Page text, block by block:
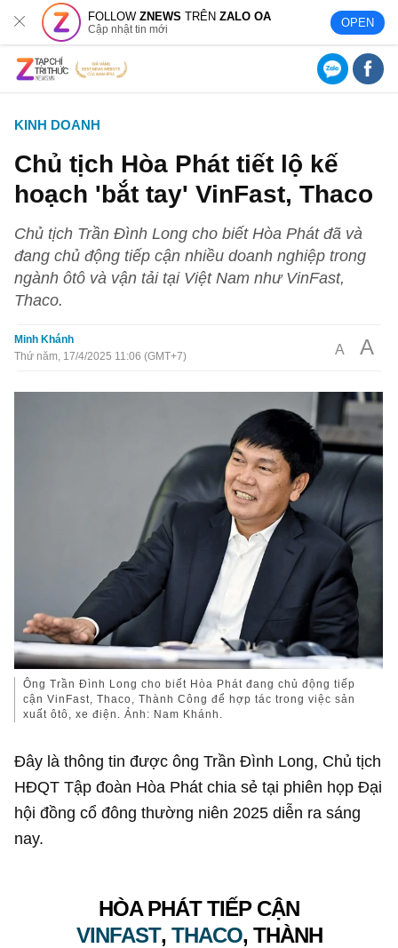
FOLLOWZNEWS TRÊNZALO OA
Cập nhật tin mới OPEN
KINH DOANH
Chủ tịch Hòa Phát tiết lộ kế
hoạch 'bắt tay' VinFast, Thaco
Chủ tịch Trần Đình Long cho biết Hòa Phát đã và
đang chủ động tiếp cận nhiều doanh nghiệp trong
ngành ôtô và vận tải tại Việt Nam như VinFast,
Thaco.
Minh Khánh
Thứ năm, 17/4/2025 11:06 (GMT+7)
A A
Ông Trần Đình Long cho biết Hòa Phát đang chủ động tiếp
cận VinFast, Thaco, Thành Công để hợp tác trong việc sản
xuất ôtô, xe điện. Ảnh: Nam Khánh.
Đây là thông tin được ông Trần Đình Long, Chủ tịch
HĐQT Tập đoàn Hòa Phát chia sẻ tại phiên họp Đại
hội đồng cổ đông thường niên 2025 diễn ra sáng
nay.
HÒA PHÁT TIẾP CẬN
VINFAST, THACO, THÀNH